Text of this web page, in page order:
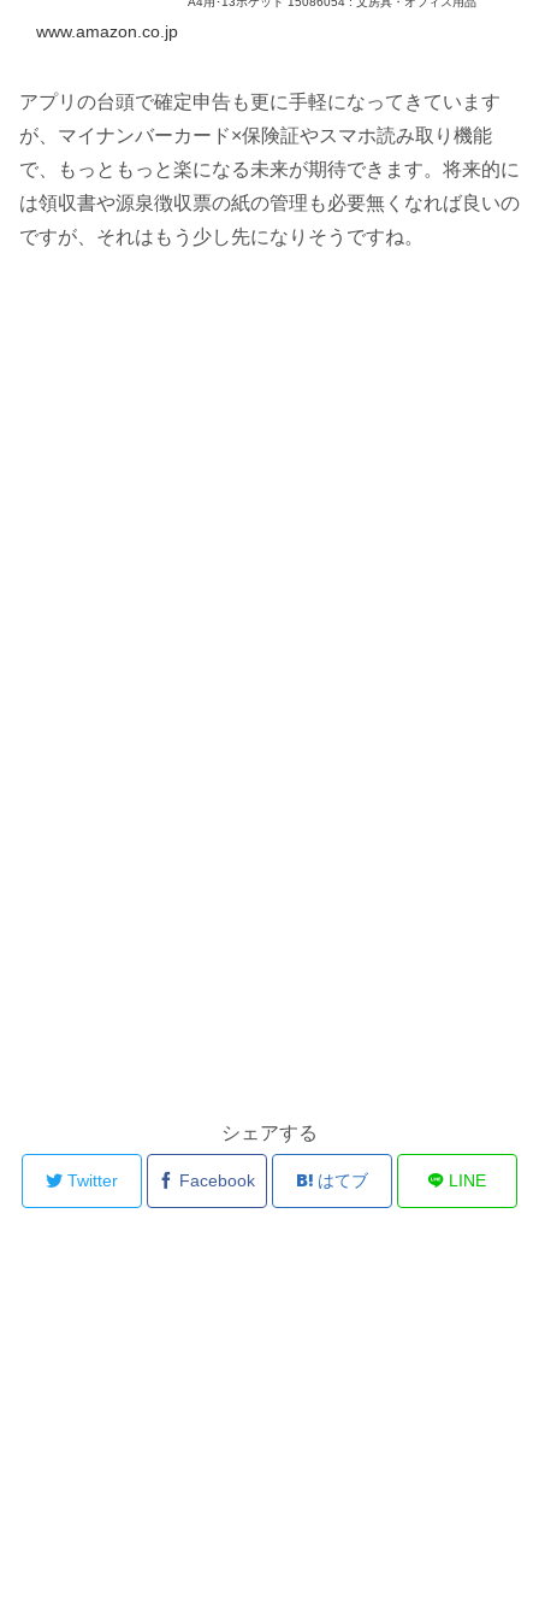
www.amazon.co.jp
アプリの台頭で確定申告も更に手軽になってきています
が、マイナンバーカード×保険証やスマホ読み取り機能
で、もっともっと楽になる未来が期待できます。将来的に
は領収書や源泉徴収票の紙の管理も必要無くなれば良いの
ですが、それはもう少し先になりそうですね。
シェアする
Twitter Facebook はてブ LINE